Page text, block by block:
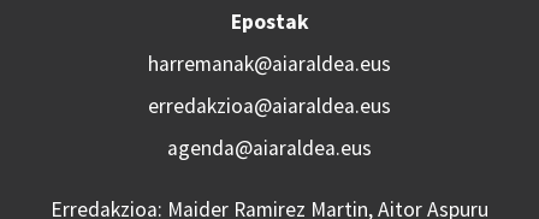
Epostak
harremanak@aiaraldea.eus
erredakzioa@aiaraldea.eus
agenda@aiaraldea.eus
Erredakzioa: Maider Ramirez Martin, Aitor Aspuru